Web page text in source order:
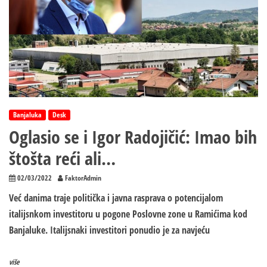
Banjaluka Desk
Oglasio se i Igor Radojičić: Imao bih
štošta reći ali…
02/03/2022 FaktorAdmin
Već danima traje politička i javna rasprava o potencijalom
italijsnkom investitoru u pogone Poslovne zone u Ramićima kod
Banjaluke. Italijsnaki investitori ponudio je za navjeću
više